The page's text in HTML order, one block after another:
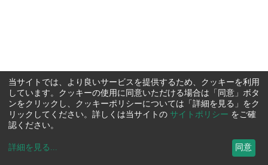
当サイトでは、より良いサービスを提供するため、クッキーを利用
しています。クッキーの使用に同意いただける場合は「同意」ボタ
ンをクリックし、クッキーポリシーについては「詳細を見る」をク
リックしてください。詳しくは当サイトの サイトポリシー をご確
認ください。
詳細を見る ... 同意